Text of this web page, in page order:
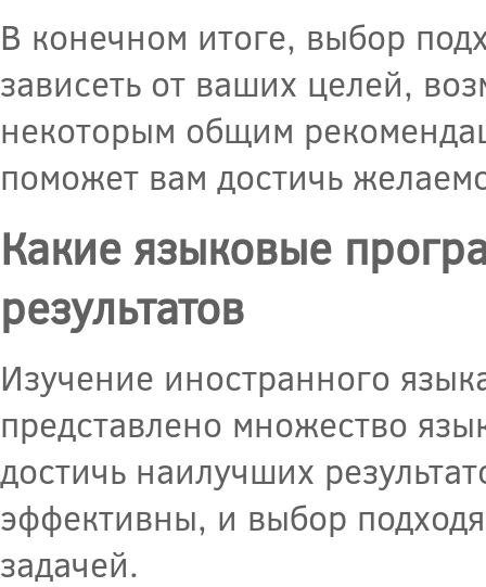
В конечном итоге, выбор
зависеть от ваших целей,
некоторым общим
поможет вам достичь
Какие языковые
результатов
Изучение иностранного
представлено множество
достичь наилучших
эффективны, и выбор
задачей.